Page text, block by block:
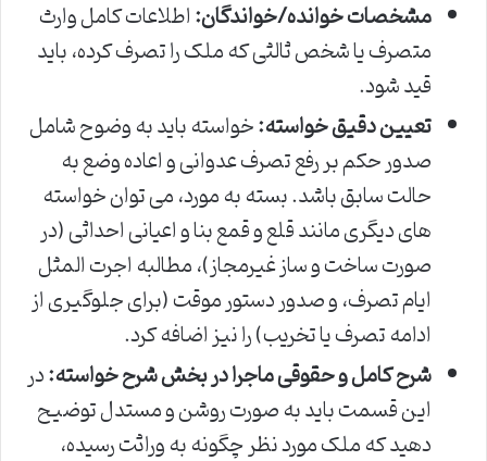
مشخصات خوانده/خواندگان:اطلاعات کامل وارث
متصرف یا شخص ثالثی که ملک را تصرف کرده، باید
قید شود.
تعیین دقیق خواسته:خواسته باید به وضوح شامل
صدور حکم بر رفع تصرف عدوانی و اعاده وضع به
حالت سابق باشد. بسته به مورد، می توان خواسته
های دیگری مانند قلع و قمع بنا و اعیانی احداثی (در
صورت ساخت و ساز غیرمجاز)، مطالبه اجرت المثل
ایام تصرف، و صدور دستور موقت (برای جلوگیری از
ادامه تصرف یا تخریب) را نیز اضافه کرد.
شرح کامل و حقوقی ماجرا در بخش شرح خواسته:در
این قسمت باید به صورت روشن و مستدل توضیح
دهید که ملک مورد نظر چگونه به وراثت رسیده،